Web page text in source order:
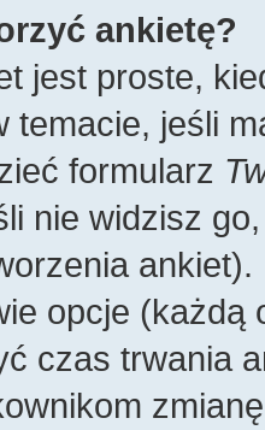
ankietę?
jest proste,
temacie, jeśli
formularz
nie widzisz
opcje
czas trwania